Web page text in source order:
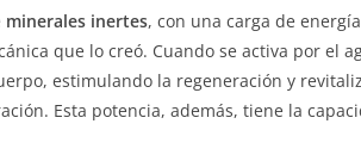
minerales inertes, con una carga de
que lo creó. Cuando se activa por el
estimulando la regeneración y
Esta potencia, además, tiene la